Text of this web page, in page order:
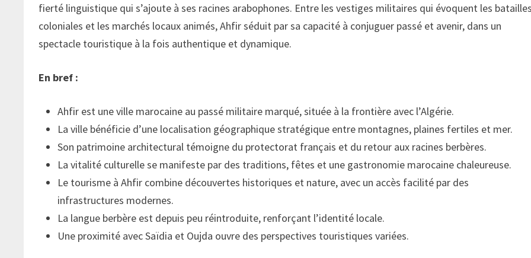
fierté linguistique qui s’ajoute à ses racines arabophones. Entre les vestiges militaires qui évoquent les
coloniales et les marchés locaux animés, Ahfir séduit par sa capacité à conjuguer passé et avenir, dans un
spectacle touristique à la fois authentique et dynamique.
En bref :
Ahfir est une ville marocaine au passé militaire marqué, située à la frontière avec l’Algérie.
La ville bénéficie d’une localisation géographique stratégique entre montagnes, plaines fertiles et mer.
Son patrimoine architectural témoigne du protectorat français et du retour aux racines berbères.
La vitalité culturelle se manifeste par des traditions, fêtes et une gastronomie marocaine chaleureuse.
Le tourisme à Ahfir combine découvertes historiques et nature, avec un accès facilité par des
infrastructures modernes.
La langue berbère est depuis peu réintroduite, renforçant l’identité locale.
Une proximité avec Saïdia et Oujda ouvre des perspectives touristiques variées.